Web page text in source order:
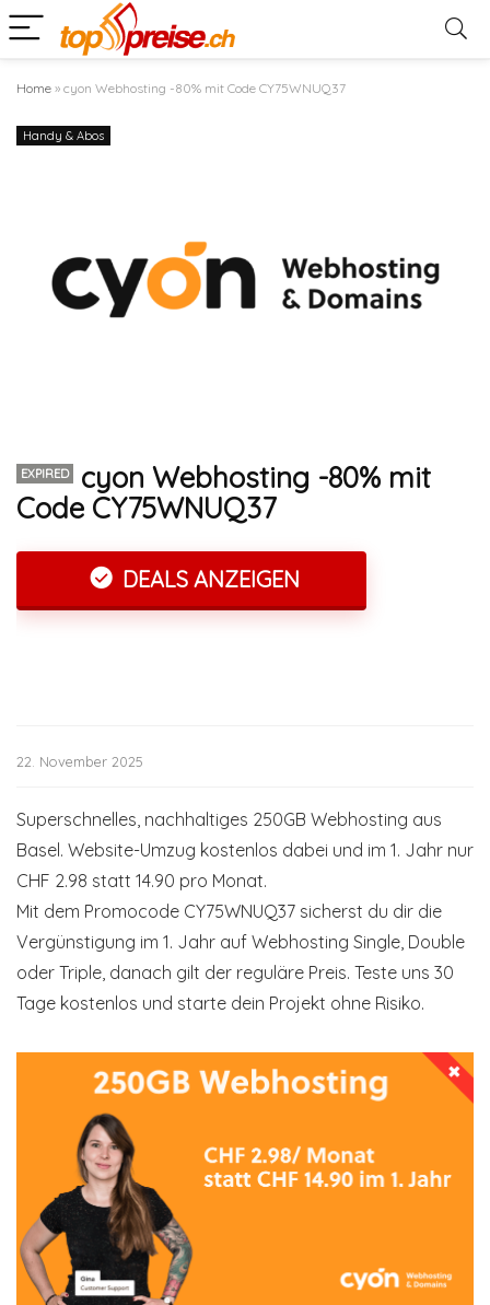
Home » cyon Webhosting -80% mit Code CY75WNUQ37
Handy & Abos
EXPIRED
cyon Webhosting -80% mit
Code CY75WNUQ37
DEALS ANZEIGEN
22. November 2025
Superschnelles, nachhaltiges 250GB Webhosting aus
Basel. Website-Umzug kostenlos dabei und im 1. Jahr nur
CHF 2.98 statt 14.90 pro Monat.
Mit dem Promocode CY75WNUQ37 sicherst du dir die
Vergünstigung im 1. Jahr auf Webhosting Single, Double
oder Triple, danach gilt der reguläre Preis. Teste uns 30
Tage kostenlos und starte dein Projekt ohne Risiko.